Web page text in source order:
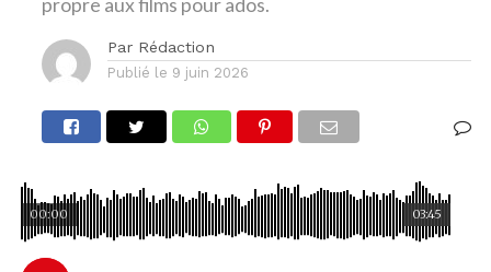
propre aux films pour ados.
Par Rédaction
Publié le 9 juin 2026
03:45
00:00